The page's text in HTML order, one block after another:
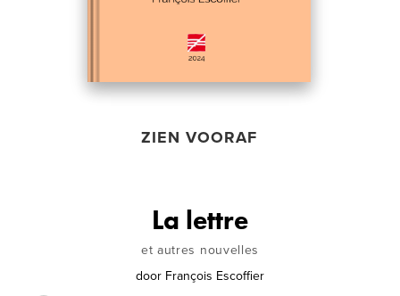
ZIEN VOORAF
La lettre
et autres nouvelles
door François Escoffier